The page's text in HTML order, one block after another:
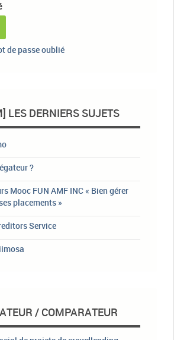
de passe oublié
LES DERNIERS SUJETS
?
Mooc FUN AMF INC « Bien gérer
placements »
Service
/ COMPARATEUR